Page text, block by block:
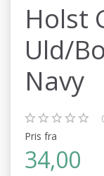
Holst
Uld/
Navy
Pris fra
34,00